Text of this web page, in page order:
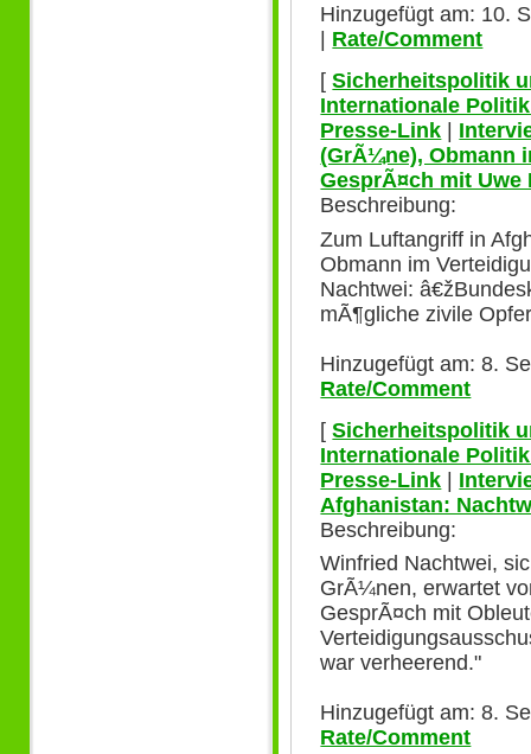
Hinzugefügt am: 10.
| Rate/Comment
[Sicherheitspolitik
Internationale
Presse-Link
(GrÃ¼ne), Obmann
GesprÃ¤ch mit Uwe
Beschreibung:
Zum Luftangriff in
Obmann im
Nachtwei:
mÃ¶gliche zivile
Hinzugefügt am: 8.
Rate/Comment
[Sicherheitspolitik
Internationale
Presse-Link |
Afghanistan:
Beschreibung:
Winfried Nachtwei,
GrÃ¼nen, erwartet
GesprÃ¤ch mit
war verheerend."
Hinzugefügt am: 8.
Rate/Comment